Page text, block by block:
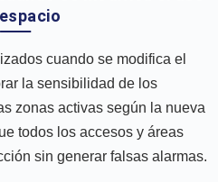
cuando se modifica el
la sensibilidad de los
zonas activas según la nueva
todos los accesos y áreas
sin generar falsas alarmas.